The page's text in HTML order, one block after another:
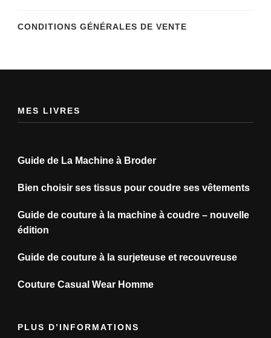
CONDITIONS GÉNÉRALES DE VENTE
MES LIVRES
Guide de La Machine à Broder
Bien choisir ses tissus pour coudre ses vêtements
Guide de couture à la machine à coudre – nouvelle
édition
Guide de couture à la surjeteuse et recouvreuse
Couture Casual Wear Homme
PLUS D’INFORMATIONS